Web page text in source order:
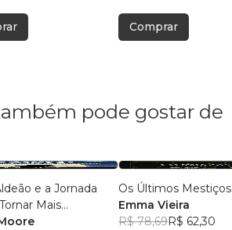
Comprar
pode gostar de
e a Jornada
Mais
Os Últimos Mestiços
Emma Vieira
R$ 78,69R$ 62,30